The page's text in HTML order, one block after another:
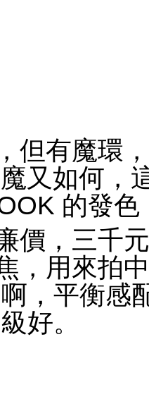
但有魔環
又如何，
的發色
價，三千
，用來拍
，平衡感
好。